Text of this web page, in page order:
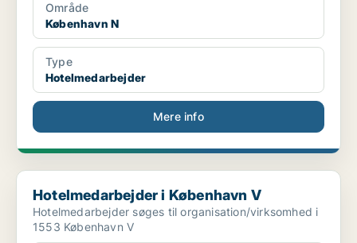
Område
København N
Type
Hotelmedarbejder
Mere info
Hotelmedarbejder i København V
Hotelmedarbejder i København V
Hotelmedarbejder søges til organisation/virksomhed i
1553 København V